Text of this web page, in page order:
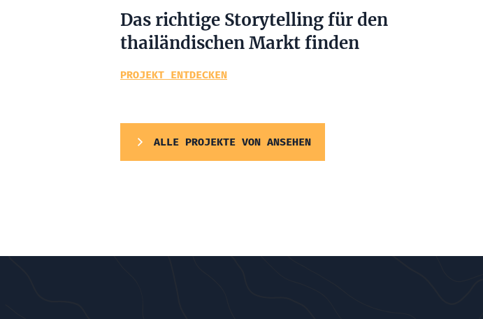
Das richtige Storytelling für den
thailändischen Markt finden
PROJEKT ENTDECKEN
ALLE PROJEKTE VON ANSEHEN